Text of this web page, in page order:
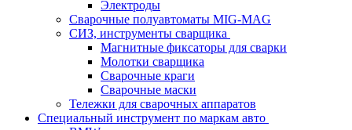
Электроды
Сварочные полуавтоматы MIG-MAG
СИЗ, инструменты сварщика
Магнитные фиксаторы для сварки
Молотки сварщика
Сварочные краги
Сварочные маски
Тележки для сварочных аппаратов
Специальный инструмент по маркам авто